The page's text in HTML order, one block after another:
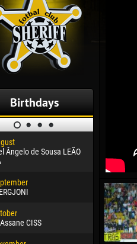
Birthdays
Ângelo de Sousa LEÃO
CISS
Dhoraso
24 February
Vladislav
02 March
Veaceslav
09 March